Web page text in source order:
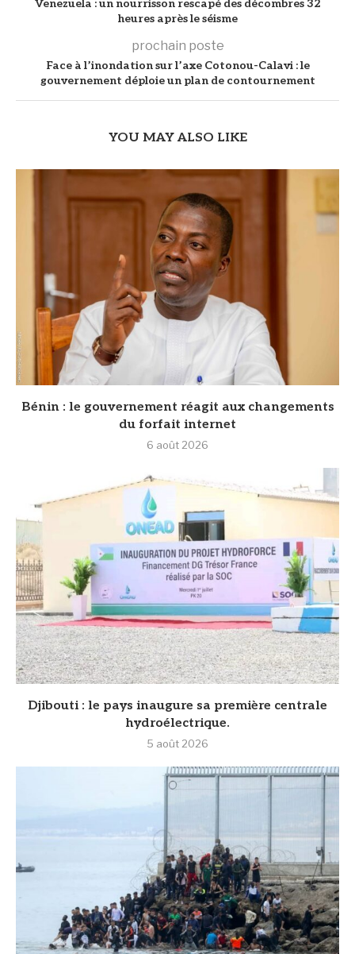
Venezuela : un nourrisson rescapé des décombres 32
heures après le séisme
prochain poste
Face à l’inondation sur l’axe Cotonou-Calavi : le
gouvernement déploie un plan de contournement
YOU MAY ALSO LIKE
Bénin : le gouvernement réagit aux changements
du forfait internet
6 août 2026
Djibouti : le pays inaugure sa première centrale
hydroélectrique.
5 août 2026